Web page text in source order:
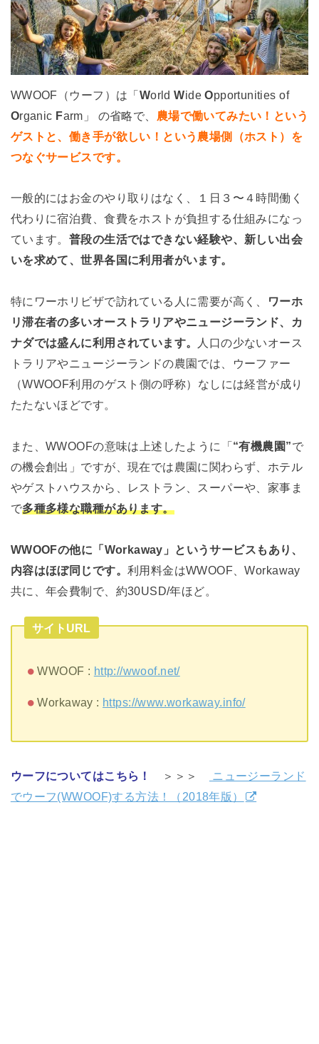
WWOOF（ウーフ）は「WorldWideOpportunities of
Organic Farm」 の省略で、 農場で働いてみたい！という
ゲストと、働き手が欲しい！という農場側（ホスト）を
つなぐサービスです。
一般的にはお金のやり取りはなく、１日３〜４時間働く
代わりに宿泊費、食費をホストが負担する仕組みになっ
ています。 普段の生活ではできない経験や、新しい出会
いを求めて、世界各国に利用者がいます。
特にワーホリビザで訪れている人に需要が高く、
ワーホ
リ滞在者の多いオーストラリアやニュージーランド、カ
ナダでは盛んに利用されています。
人口の少ないオース
トラリアやニュージーランドの農園では、ウーファー
（WWOOF利用のゲスト側の呼称）なしには経営が成り
たたないほどです。
また、WWOOFの意味は上述したように「“有機農園”で
の機会創出」ですが、現在では農園に関わらず、ホテル
やゲストハウスから、レストラン、スーパーや、家事ま
で多種多様な職種があります。
WWOOFの他に「Workaway」というサービスもあり、
内容はほぼ同じです。 利用料金はWWOOF、Workaway
共に、年会費制で、約30USD/年ほど。
サイトURL
WWOOF : http://wwoof.net/
Workaway : https://www.workaway.info/
ウーフについてはこちら！ ＞＞＞
ニュージーランド
でウーフ(WWOOF)する方法！（2018年版）